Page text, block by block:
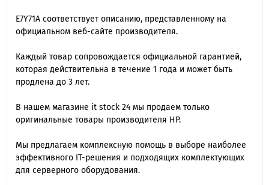
E7Y71A cоответствует описанию, представленному на
официальном веб-сайте производителя.
Каждый товар сопровождается официальной гарантией,
которая действительна в течение 1 года и может быть
продлена до 3 лет.
В нашем магазине it stock 24 мы продаем только
оригинальные товары производителя HP.
Мы предлагаем комплексную помощь в выборе наиболее
эффективного IT-решения и подходящих комплектующих
для серверного оборудования.